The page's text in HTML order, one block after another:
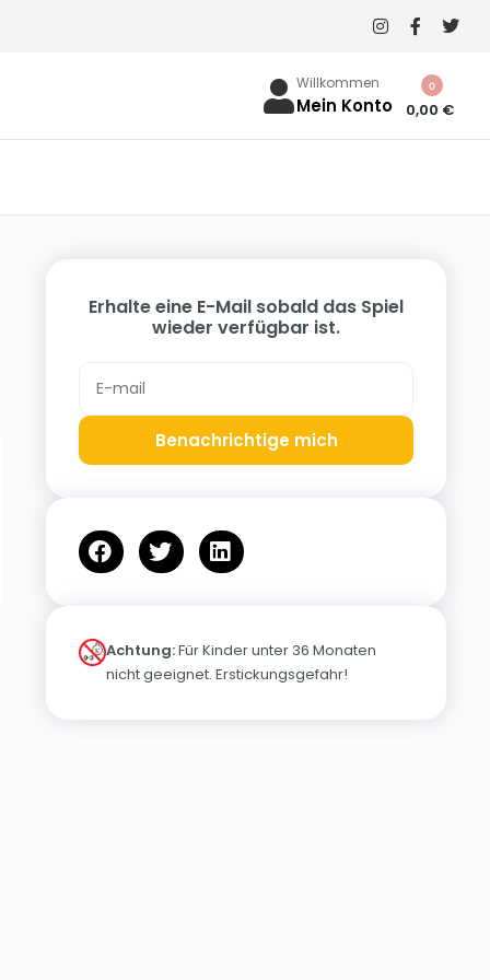
Willkommen
Mein Konto 0,00 €
0
Erhalte eine E-Mail sobald das Spiel
wieder verfügbar ist.
Benachrichtige mich
Achtung:Für Kinder unter 36 Monaten
nicht geeignet. Erstickungsgefahr!